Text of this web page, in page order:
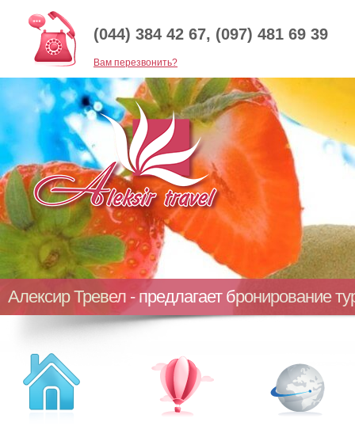
(044) 384 42 67, (097) 481 69 39
Baм перезвонить?
Алексир Тревел - предлагает бронирование